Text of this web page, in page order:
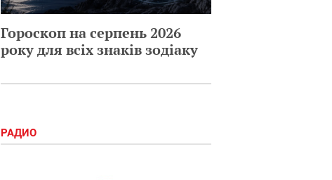
Гороскоп на серпень 2026
року для всіх знаків зодіаку
РАДИО